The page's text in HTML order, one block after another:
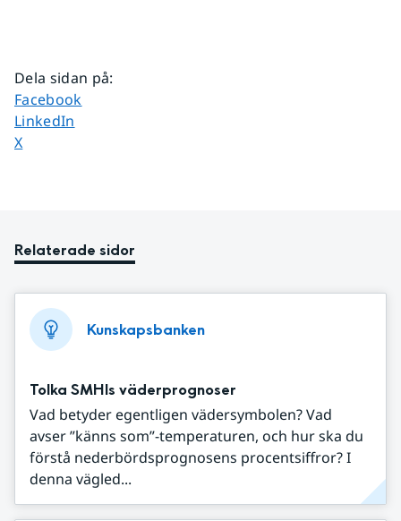
Dela sidan på:
Dela sidan på
Facebook
Dela sidan på
LinkedIn
Dela sidan på
X
Relaterade sidor
Kunskapsbanken
Tolka SMHIs väderprognoser
Vad betyder egentligen vädersymbolen? Vad
avser ”känns som”-temperaturen, och hur ska du
förstå nederbördsprognosens procentsiffror? I
denna vägled...